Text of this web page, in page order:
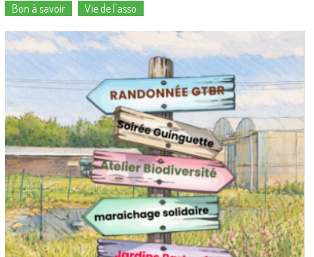
Bon à savoir Vie de l'asso